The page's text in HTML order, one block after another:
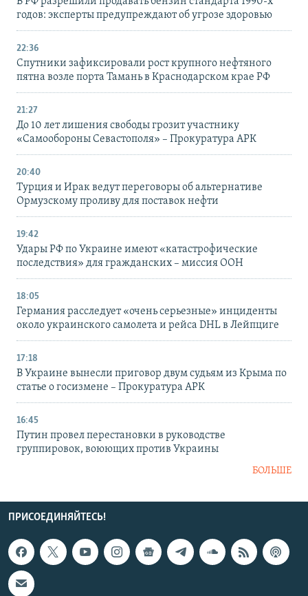
годов: эксперты предупреждают об угрозе здоровью
22:36
Спутники зафиксировали рост крупного нефтяного
пятна возле порта Тамань в Краснодарском крае РФ
21:27
До 10 лет лишения свободы грозит участнику
«Самообороны Севастополя» – Прокуратура АРК
20:40
Турция и Ирак ведут переговоры об альтернативе
Ормузскому проливу для поставок нефти
19:42
Удары РФ по Украине имеют «катастрофические
последствия» для гражданских – миссия ООН
18:05
Германия расследует «очень серьезные» инциденты
около украинского самолета и рейса DHL в Лейпциге
17:18
В Украине вынесли приговор двум судьям из Крыма по
статье о госизмене – Прокуратура АРК
16:45
Путин провел перестановки в руководстве
группировок, воюющих против Украины
БОЛЬШЕ
ПРИСОЕДИНЯЙТЕСЬ!